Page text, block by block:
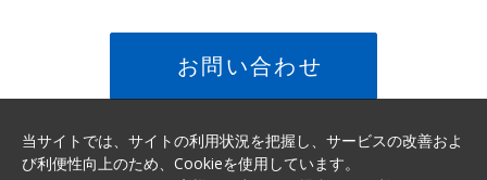
お問い合わせ
当サイトでは、サイトの利用状況を把握し、サービスの改善およ
び利便性向上のため、Cookieを使用しています。